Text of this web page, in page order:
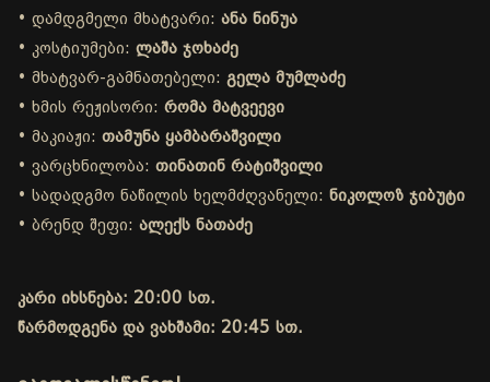
• დამდგმელი მხატვარი: ანა ნინუა
• კოსტიუმები: ლაშა ჯოხაძე
• მხატვარ-გამნათებელი: გელა მუმლაძე
• ხმის რეჟისორი: რომა მატვეევი
• მაკიაჟი: თამუნა ყამბარაშვილი
• ვარცხნილობა: თინათინ რატიშვილი
• სადადგმო ნაწილის ხელმძღვანელი: ნიკოლოზ ჯიბუტი
• ბრენდ შეფი: ალექს ნათაძე
კარი იხსნება: 20:00 სთ.
წარმოდგენა და ვახშამი: 20:45 სთ.